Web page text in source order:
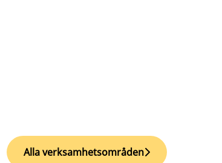
Alla verksamhetsområden